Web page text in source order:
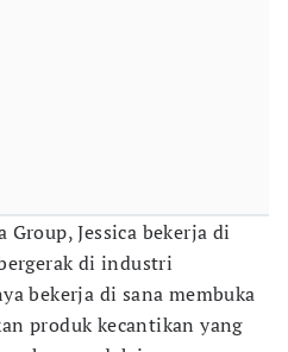
Jessica bekerja di
di industri
bekerja di sana membuka
produk kecantikan yang